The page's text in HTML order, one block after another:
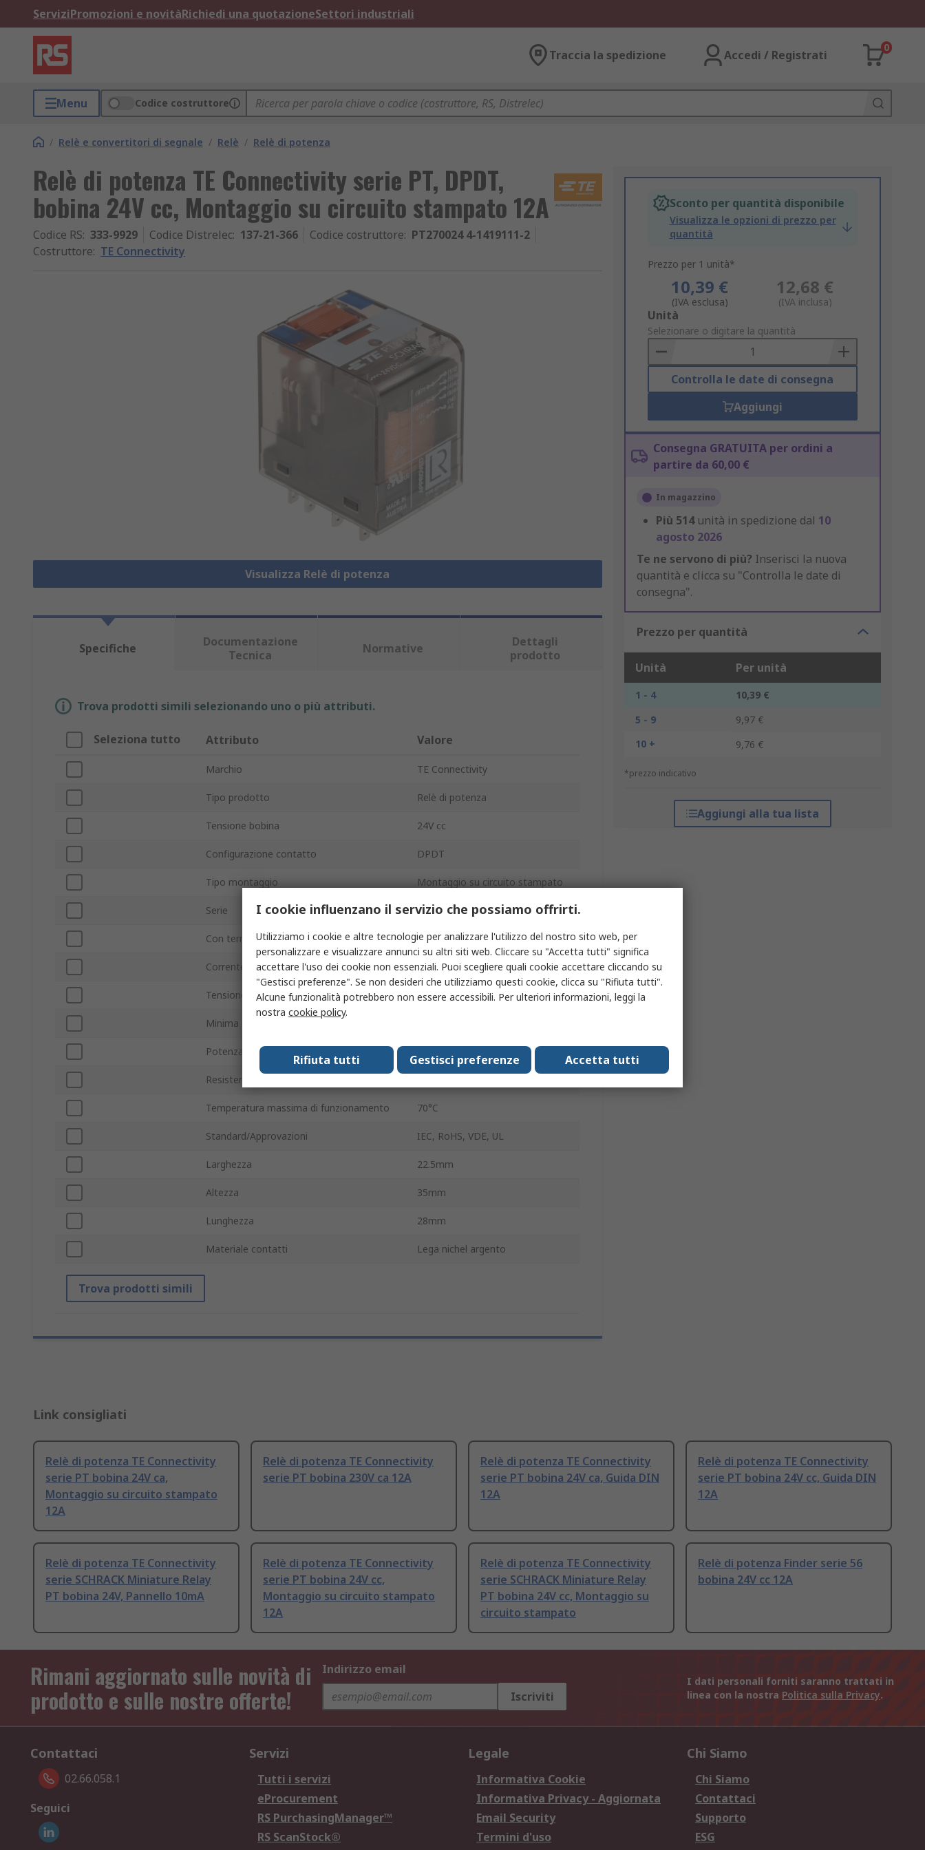
ServiziPromozioni e novitàRichiedi una quotazioneSettori industriali
Traccia la spedizione Accedi / Registrati
0
Menu Codice costruttore
/ Relè e convertitori di segnale / Relè / Relè di potenza
Relè di potenza TE Connectivity serie PT, DPDT,
bobina 24V cc, Montaggio su circuito stampato 12A
Codice RS: 333-9929 Codice Distrelec: 137-21-366 Codice costruttore: PT270024 4-1419111-2
Costruttore: TE Connectivity
Visualizza Relè di potenza
Sconto per quantità disponibile
Visualizza le opzioni di prezzo per
quantità
Prezzo per 1 unità*
10,39 €
(IVA esclusa)
12,68 €
(IVA inclusa)
Add
to
Basket
Unità
Selezionare o digitare la quantità
Controlla le date di consegna
Aggiungi
Consegna GRATUITA per ordini a
partire da 60,00 €
In magazzino
Più 514 unità in spedizione dal 10
agosto 2026
Te ne servono di più? Inserisci la nuova
quantità e clicca su "Controlla le date di
consegna".
Prezzo per quantità
Unità Per unità
1 - 4
10,39 €
5 - 9
9,97 €
10 +
9,76 €
*prezzo indicativo
Aggiungi alla tua lista
Specifiche
Documentazione
Tecnica
Normative
Dettagli
prodotto
Trova prodotti simili selezionando uno o più attributi.
Seleziona tutto Attributo Valore
Marchio TE Connectivity
Tipo prodotto Relè di potenza
Tensione bobina 24V cc
Configurazione contatto DPDT
Tipo montaggio Montaggio su circuito stampato
Serie PT
Con terminazione/senza terminazione Attacco rapido
Corrente di commutazione 12A
Tensione commutazione CA 400V ca
Minima temperatura operativa
Potenza di commutazione
Resistenza bobina
Temperatura massima di funzionamento 70°C
Standard/Approvazioni IEC, RoHS, VDE, UL
Larghezza 22.5mm
Altezza 35mm
Lunghezza 28mm
Materiale contatti Lega nichel argento
Trova prodotti simili
Link consigliati
Relè di potenza TE Connectivity
serie PT bobina 24V ca,
Montaggio su circuito stampato
12A
Relè di potenza TE Connectivity
serie PT bobina 230V ca 12A
Relè di potenza TE Connectivity
serie PT bobina 24V ca, Guida DIN
12A
Relè di potenza TE Connectivity
serie PT bobina 24V cc, Guida DIN
12A
Relè di potenza TE Connectivity
serie SCHRACK Miniature Relay
PT bobina 24V, Pannello 10mA
Relè di potenza TE Connectivity
serie PT bobina 24V cc,
Montaggio su circuito stampato
12A
Relè di potenza TE Connectivity
serie SCHRACK Miniature Relay
PT bobina 24V cc, Montaggio su
circuito stampato
Relè di potenza Finder serie 56
bobina 24V cc 12A
Rimani aggiornato sulle novità di
prodotto e sulle nostre offerte!
Indirizzo email
Iscriviti
I dati personali forniti saranno trattati in
linea con la nostra Politica sulla Privacy.
Contattaci
02.66.058.1
Seguici
Servizi
Tutti i servizi
eProcurement
RS PurchasingManager™
RS ScanStock®
Legale
Informativa Cookie
Informativa Privacy - Aggiornata
Email Security
Termini d'uso
Chi Siamo
Chi Siamo
Contattaci
Supporto
ESG
I cookie influenzano il servizio che possiamo offrirti.
Utilizziamo i cookie e altre tecnologie per analizzare l'utilizzo del nostro sito web, per
personalizzare e visualizzare annunci su altri siti web. Cliccare su "Accetta tutti" significa
accettare l'uso dei cookie non essenziali. Puoi scegliere quali cookie accettare cliccando su
"Gestisci preferenze". Se non desideri che utilizziamo questi cookie, clicca su "Rifiuta tutti".
Alcune funzionalità potrebbero non essere accessibili. Per ulteriori informazioni, leggi la
nostra cookie policy.
Accetta tutti
Gestisci preferenze
Rifiuta tutti